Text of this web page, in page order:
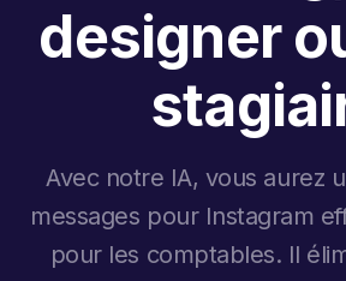
designer
Avec notre IA, vous aurez
messages pour Instagram
pour les comptables. Il